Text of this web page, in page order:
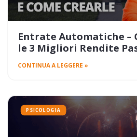
Entrate Automatiche –
le 3 Migliori Rendite
CONTINUA A LEGGERE »
PSICOLOGIA